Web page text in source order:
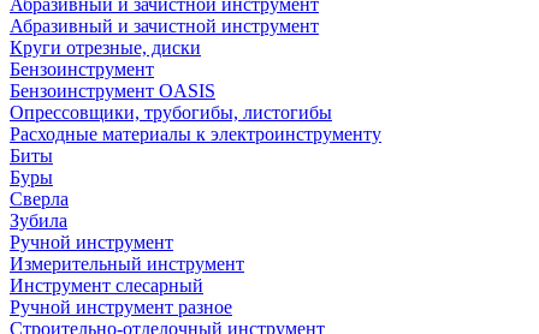
Абразивный и зачистной инструмент
Абразивный и зачистной инструмент
Круги отрезные, диски
Бензоинструмент
Бензоинструмент OASIS
Опрессовщики, трубогибы, листогибы
Расходные материалы к электроинструменту
Биты
Буры
Сверла
Зубила
Ручной инструмент
Измерительный инструмент
Инструмент слесарный
Ручной инструмент разное
Строительно-отделочный инструмент